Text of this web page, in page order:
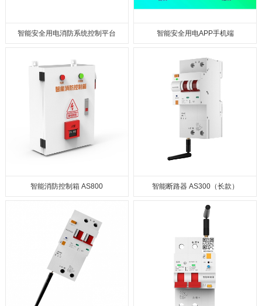
智能安全⽤电消防系统控制平台 智能安全用电APP手机端
智能消防控制箱 AS800 智能断路器 AS300（长款）